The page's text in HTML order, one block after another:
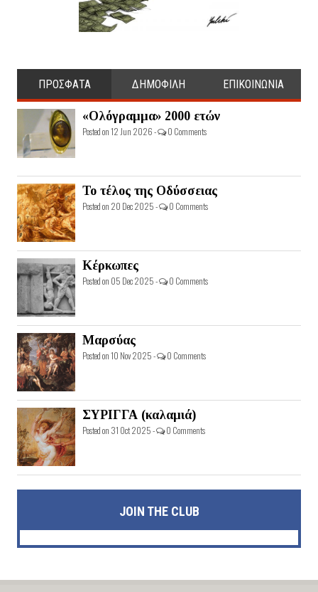
ΠΡΟΣΦΑΤΑ ΔΗΜΟΦΙΛΗ ΕΠΙΚΟΙΝΩΝΙΑ
«Ολόγραμμα» 2000 ετών
Posted on 12 Jun 2026 - 0 Comments
Το τέλος της Οδύσσειας
Posted on 20 Dec 2025 - 0 Comments
Κέρκωπες
Posted on 05 Dec 2025 - 0 Comments
Μαρσύας
Posted on 10 Nov 2025 - 0 Comments
ΣΥΡΙΓΓΑ (καλαμιά)
Posted on 31 Oct 2025 - 0 Comments
JOIN THE CLUB